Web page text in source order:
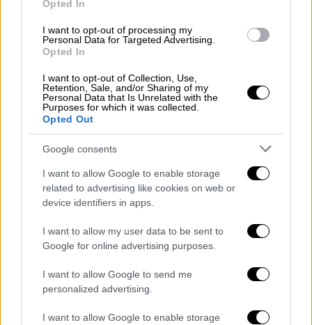
Opted In
I want to opt-out of processing my
Personal Data for Targeted Advertising.
Opted In
I want to opt-out of Collection, Use,
Retention, Sale, and/or Sharing of my
Personal Data that Is Unrelated with the
Purposes for which it was collected.
Opted Out
Google consents
I want to allow Google to enable storage
related to advertising like cookies on web or
device identifiers in apps.
I want to allow my user data to be sent to
Google for online advertising purposes.
I want to allow Google to send me
personalized advertising.
I want to allow Google to enable storage
προκειμένου ο τουρισμός μας να κινείται σε
διαρκή ανάπτυξη.
Χαίρομαι γιατί είδα πάρα πολύ κόσμο, είδα
πολλά χαμόγελα. Υπάρχει μία αισιοδοξία και
για την επόμενη τουριστική περίοδο.
Νομίζω ότι το κλίμα της HORECA
αποτυπώνει μια οικονομία η οποία βρίσκεται
ανάπτυξη, επιχειρηματίες οι οποίοι
αντιλαμβάνονται ότι υπάρχει πολιτική
σταθερότηταπροκειμένου να μπορούν να
εξακολουθούν να επενδύουν, να δημιουργούν